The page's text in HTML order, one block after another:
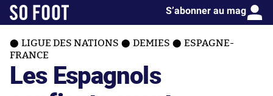
S’abonner au mag
LIGUE DES NATIONS DEMIES
ESPAGNE-
FRANCE
Les Espagnols